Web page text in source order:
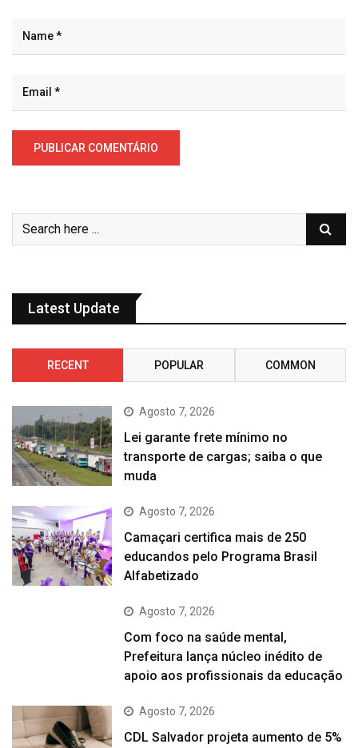
Latest Update
RECENT POPULAR COMMON
Agosto 7, 2026
Lei garante frete mínimo no
transporte de cargas; saiba o que
muda
Agosto 7, 2026
Camaçari certifica mais de 250
educandos pelo Programa Brasil
Alfabetizado
Agosto 7, 2026
Com foco na saúde mental,
Prefeitura lança núcleo inédito de
apoio aos profissionais da educação
Agosto 7, 2026
CDL Salvador projeta aumento de 5%